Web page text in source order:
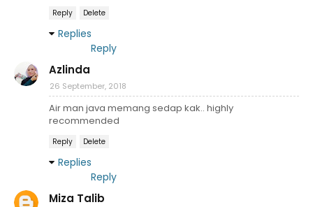
Reply Delete
Replies
Reply
Azlinda
26 September, 2018
Air man java memang sedap kak.. highly
recommended
Reply Delete
Replies
Reply
Miza Talib